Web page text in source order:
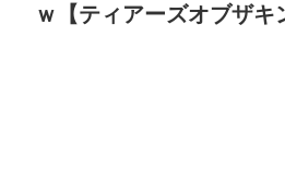
ｗ【ティアーズオブザキ